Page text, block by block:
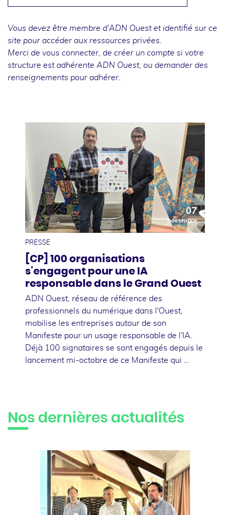
Vous devez être membre d'ADN Ouest et identifié sur ce
site pour accéder aux ressources privées.
Merci de vous connecter , de créer un compte si votre
structure est adhérente ADN Ouest, ou demander des
renseignements pour adhérer.
07
novembre
PRESSE
[CP] 100 organisations
s'engagent pour une IA
responsable dans le Grand Ouest
ADN Ouest, réseau de référence des
professionnels du numérique dans l'Ouest,
mobilise les entreprises autour de son
Manifeste pour un usage responsable de l'IA.
Déjà 100 signataires se sont engagés depuis le
lancement mi-octobre de ce Manifeste qui …
Nos dernières actualités